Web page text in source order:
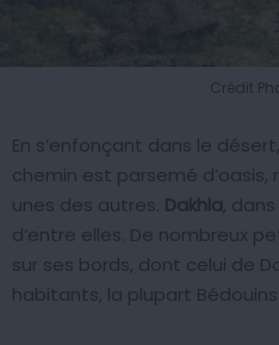
Crédit
En s’enfonçant dans le
chemin est parsemé
unes des autres. Dakhla,
d’entre elles. De nombreux
sur ses bords, dont celui de
habitants, la plupart Bédouins.